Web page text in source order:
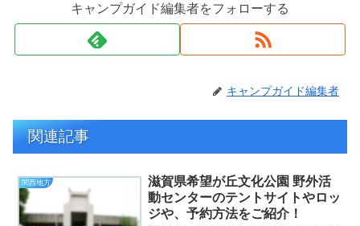
キャンプガイド編集者をフォローする
キャンプガイド編集者
関連記事
関西地方
滋賀県希望が丘文化公園 野外活
動センターのテントサイトやロッ
ジや、予約方法をご紹介！